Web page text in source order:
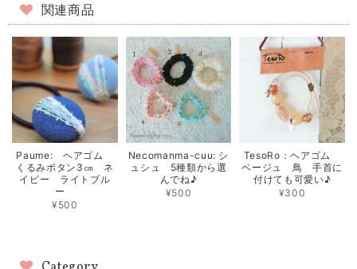
関連商品
Paume: ヘアゴム
くるみボタン3㎝ ネ
イビー ライトブル
ー
¥500
Necomanma-cuu: シ
ュシュ 5種類から選
んでね♪
¥500
TesoRo：ヘアゴム
ベージュ 鳥 手首に
付けても可愛い♪
¥300